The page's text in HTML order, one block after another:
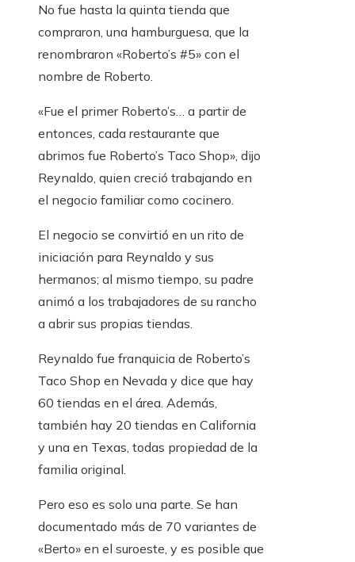
No fue hasta la quinta tienda que
compraron, una hamburguesa, que la
renombraron «Roberto’s #5» con el
nombre de Roberto.
«Fue el primer Roberto’s… a partir de
entonces, cada restaurante que
abrimos fue Roberto’s Taco Shop», dijo
Reynaldo, quien creció trabajando en
el negocio familiar como cocinero.
El negocio se convirtió en un rito de
iniciación para Reynaldo y sus
hermanos; al mismo tiempo, su padre
animó a los trabajadores de su rancho
a abrir sus propias tiendas.
Reynaldo fue franquicia de Roberto’s
Taco Shop en Nevada y dice que hay
60 tiendas en el área. Además,
también hay 20 tiendas en California
y una en Texas, todas propiedad de la
familia original.
Pero eso es solo una parte. Se han
documentado más de 70 variantes de
«Berto» en el suroeste, y es posible que